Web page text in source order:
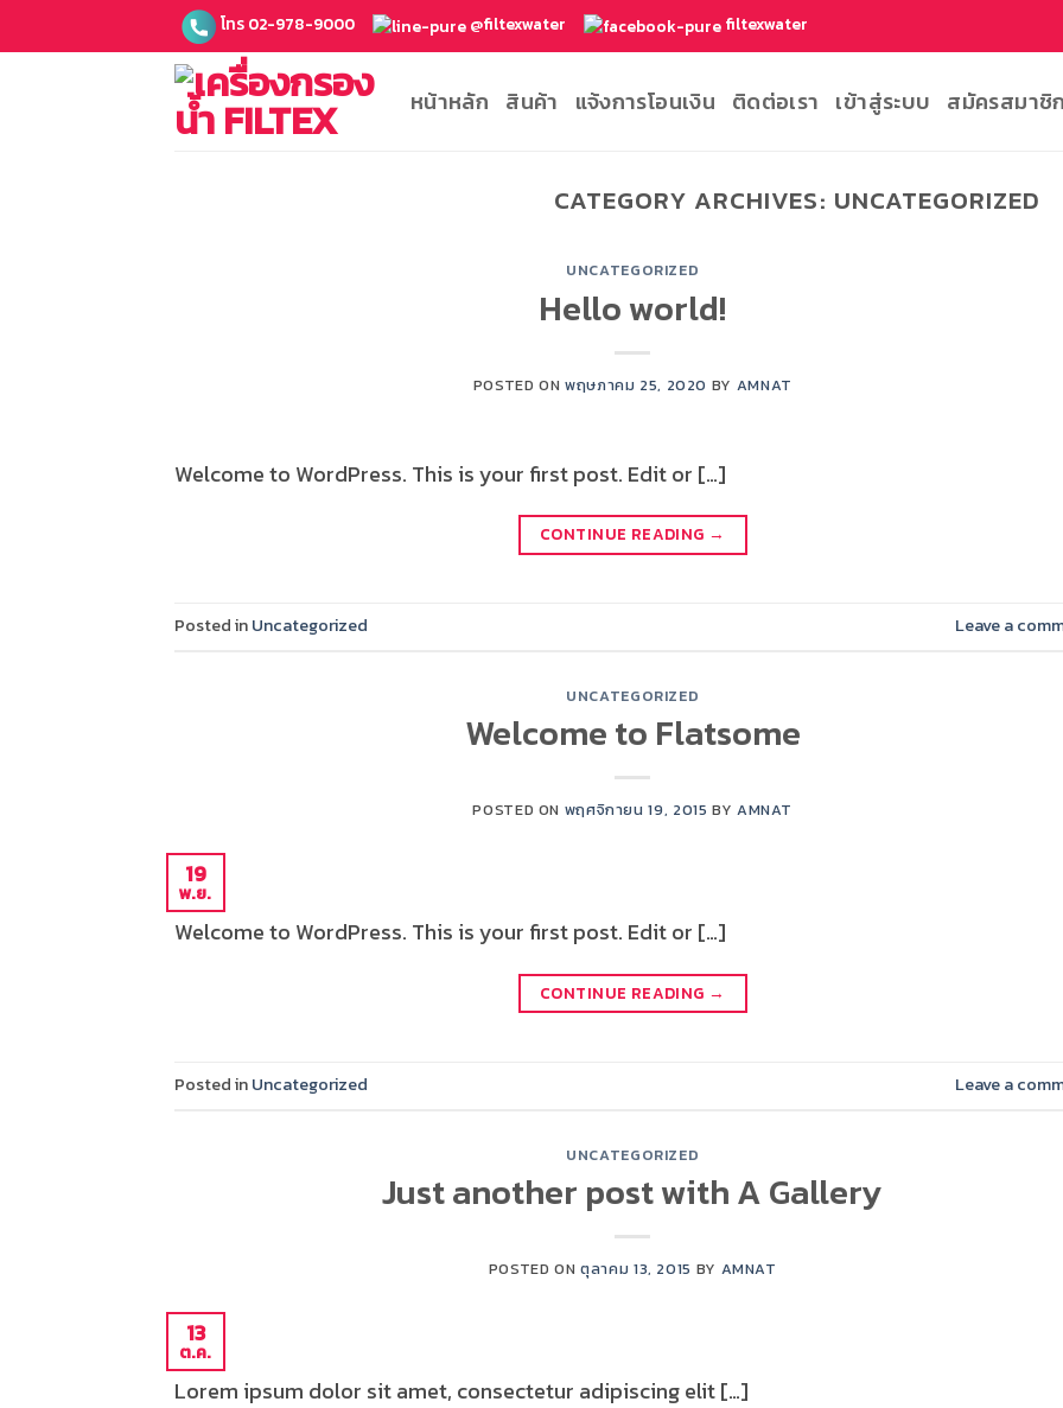
ไป
โทร 02-978-9000 @filtexwater filtexwater
หน้าหลัก สินค้า แจ้งการโอนเงิน ติดต่อเรา เข้าสู่ระบบ สมัครสมาชิก
CATEGORY ARCHIVES: UNCATEGORIZED
UNCATEGORIZED
Hello world!
POSTED ONพฤษภาคม 25, 2020 BY AMNAT
Welcome to WordPress. This is your first post. Edit or […]
CONTINUE READING →
Posted inUncategorized Leave a
UNCATEGORIZED
Welcome to Flatsome
POSTED ON พฤศจิกายน 19, 2015 BY AMNAT
19
พ.ย.
Welcome to WordPress. This is your first post. Edit or […]
CONTINUE READING →
Posted inUncategorized Leave a
UNCATEGORIZED
Just another post with A Gallery
POSTED ONตุลาคม 13, 2015 BY AMNAT
13
ต.ค.
Lorem ipsum dolor sit amet, consectetur adipiscing elit […]